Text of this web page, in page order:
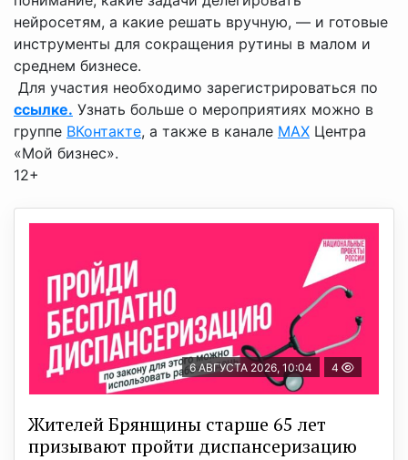
нейросетям, а какие решать вручную, — и готовые
инструменты для сокращения рутины в малом и
среднем бизнесе.
Для участия необходимо зарегистрироваться по
ссылке. Узнать больше о мероприятиях можно в
группе ВКонтакте, а также в канале МАХ Центра
«Мой бизнес».
12+
6 АВГУСТА 2026, 10:04 4
Жителей Брянщины старше 65 лет
призывают пройти диспансеризацию